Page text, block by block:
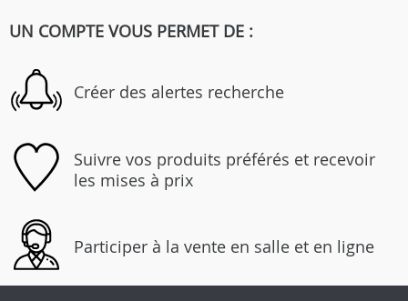
UN COMPTE VOUS PERMET DE :
Créer des alertes recherche
Suivre vos produits préférés et recevoir
les mises à prix
Participer à la vente en salle et en ligne